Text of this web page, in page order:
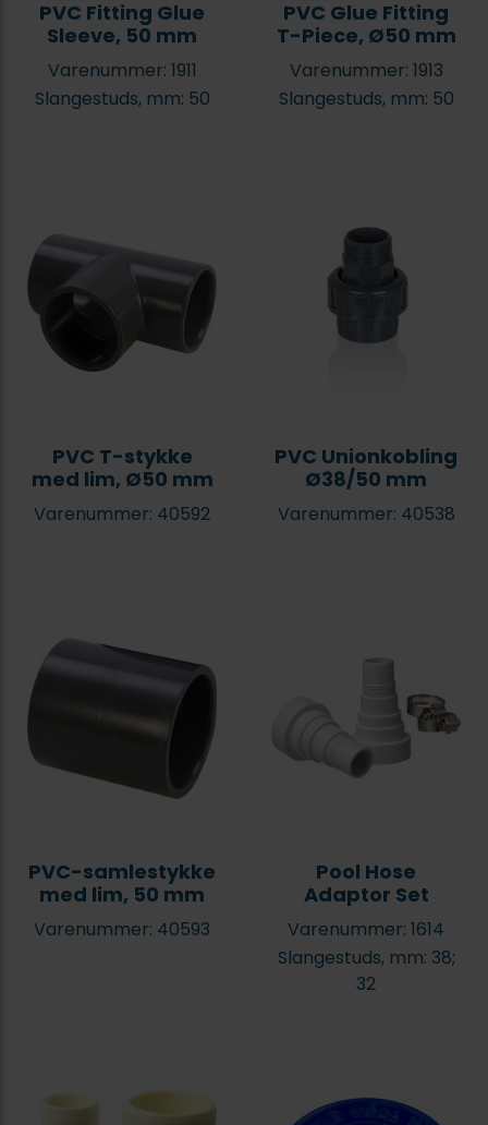
PVC Fitting Glue
Sleeve, 50 mm
Varenummer: 1911
Slangestuds, mm: 50
PVC Glue Fitting
T-Piece, Ø50 mm
Varenummer: 1913
Slangestuds, mm: 50
PVC T-stykke
med lim, Ø50 mm
Varenummer: 40592
PVC Unionkobling
Ø38/50 mm
Varenummer: 40538
PVC-samlestykke
med lim, 50 mm
Varenummer: 40593
Pool Hose
Adaptor Set
Varenummer: 1614
Slangestuds, mm: 38;
32